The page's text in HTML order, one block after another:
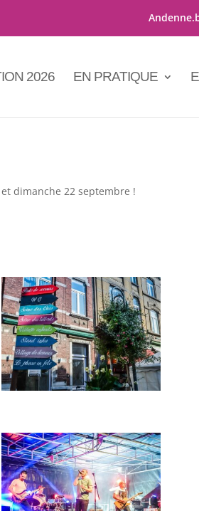
2026 EN PRATIQUE
dimanche 22 septembre !